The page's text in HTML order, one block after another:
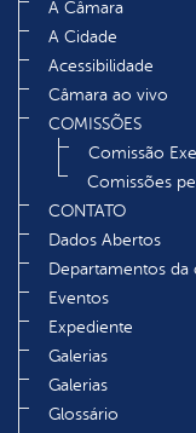
A Câmara
A Cidade
Acessibilidade
Câmara ao vivo
COMISSÕES
Comissão
Comissões
CONTATO
Dados Abertos
Departamentos da
Eventos
Expediente
Galerias
Galerias
Glossário